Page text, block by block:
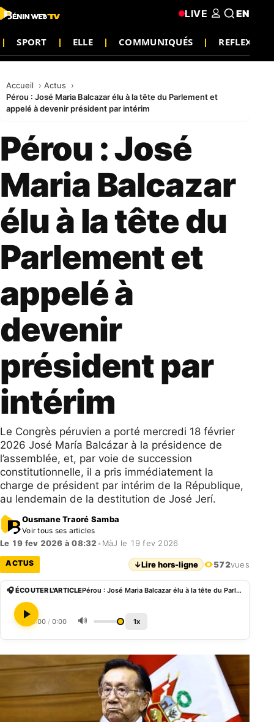
SPORT ELLE COMMUNIQUÉS REFLEXION
LIVE EN
Accueil
Actus
Pérou : José Maria Balcazar élu à la tête du Parlement et
appelé à devenir président par intérim
Pérou : José
Maria Balcazar
élu à la tête du
Parlement et
appelé à
devenir
président par
intérim
Le Congrès péruvien a porté mercredi 18 février
2026 José María Balcázar à la présidence de
l’assemblée, et, par voie de succession
constitutionnelle, il a pris immédiatement la
charge de président par intérim de la République,
au lendemain de la destitution de José Jerí.
Ousmane Traoré Samba
Voir tous ses articles
Le 19 fev 2026 à 08:32 • MàJ le 19 fev 2026
ACTUS ↓Lire hors-ligne 572vues
🎧 ÉCOUTER L'ARTICLE Pérou : José Maria Balcazar élu à la tête du Parlement et appelé à devenir président par intérim
0:00 / 0:00 🔊 1x